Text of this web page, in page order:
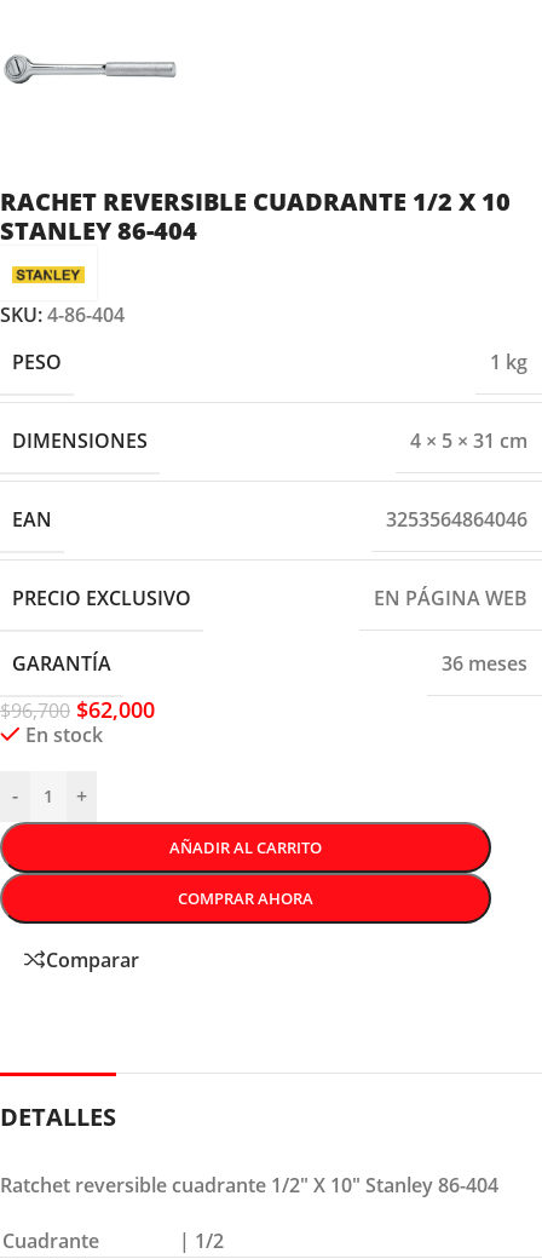
RACHET REVERSIBLE CUADRANTE 1/2 X 10
STANLEY 86-404
SKU:4-86-404
PESO
1 kg
DIMENSIONES 4 × 5 × 31 cm
EAN 3253564864046
PRECIO EXCLUSIVO EN PÁGINA WEB
GARANTÍA
36 meses
$96,700 $62,000
En stock
- +
AÑADIR AL CARRITO
COMPRAR AHORA
Comparar
DETALLES
Ratchet reversible cuadrante 1/2″ X 10″ Stanley 86-404
Cuadrante
| 1/2